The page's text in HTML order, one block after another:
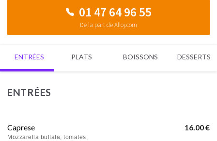
01 47 64 96 55
De la part de Alloj.com
ENTRÉES PLATS BOISSONS DESSERTS
ENTRÉES
16.00 €
Caprese
Mozzarella buffala, tomates,